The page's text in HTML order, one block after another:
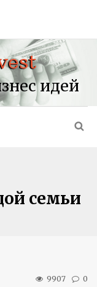
идей
семьи
9907 0